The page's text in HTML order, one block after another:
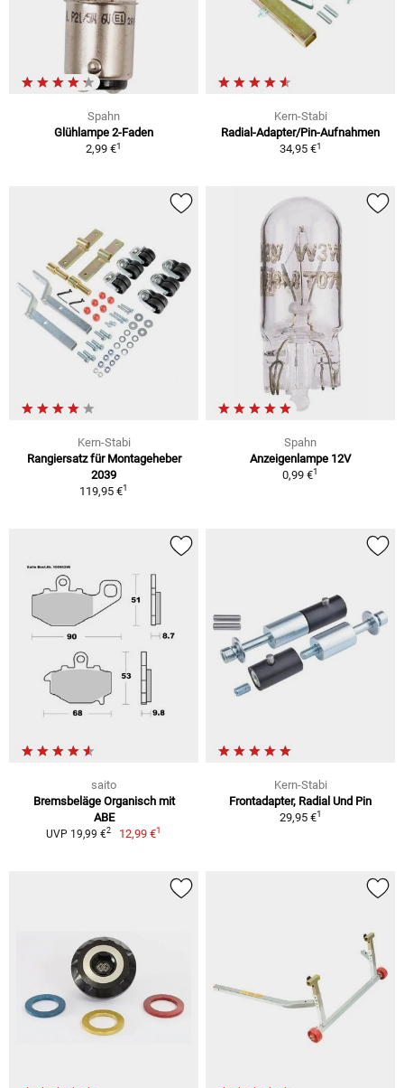
Spahn
Glühlampe 2-Faden
2,99 €1
Kern-Stabi
Radial-Adapter/Pin-Aufnahmen
34,95 €1
Kern-Stabi
Rangiersatz für Montageheber
2039
119,95 €1
Spahn
Anzeigenlampe 12V
0,99 €1
saito
Bremsbeläge Organisch mit
ABE
UVP 19,99 €2 12,99 €1
Kern-Stabi
Frontadapter, Radial Und Pin
29,95 €1